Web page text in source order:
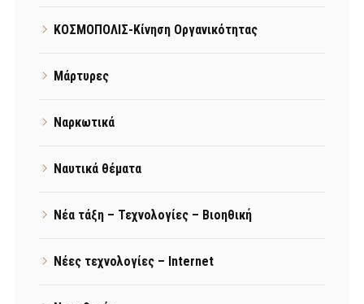
ΚΟΣΜΟΠΟΛΙΣ-Κίνηση Οργανικότητας
Μάρτυρες
Ναρκωτικά
Ναυτικά θέματα
Νέα τάξη – Τεχνολογίες – Βιοηθική
Νέες τεχνολογίες – Internet